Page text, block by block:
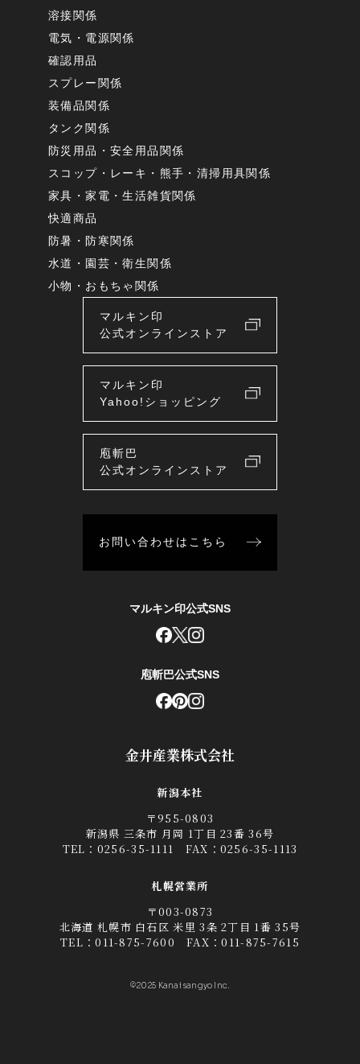
金井産業株式会社
新潟本社
〒955-0803
新潟県 三条市 月岡 1丁目 23番 36号
TEL： 0256-35-1111 FAX：0256-35-1113
札幌営業所
〒003-0873
北海道 札幌市 白石区 米里 3条 2丁目 1番 35号
TEL：011-875-7600 FAX：011-875-7615
©2025 Kanai sangyo Inc.
溶接関係
電気・電源関係
確認用品
スプレー関係
装備品関係
タンク関係
防災用品・安全用品関係
スコップ・レーキ・熊手・清掃用具関係
家具・家電・生活雑貨関係
快適商品
防暑・防寒関係
水道・園芸・衛生関係
小物・おもちゃ関係
マルキン印
公式オンラインストア
マルキン印
Yahoo!ショッピング
庖斬巴
公式オンラインストア
お問い合わせはこちら
マルキン印公式SNS
庖斬巴公式SNS